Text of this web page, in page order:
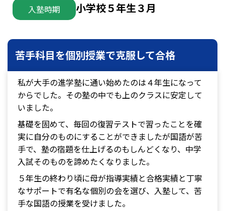
入塾時期 小学校５年生３月
苦手科目を個別授業で克服して合格
私が大手の進学塾に通い始めたのは４年生になって
からでした。その塾の中でも上のクラスに安定して
いました。
基礎を固めて、毎回の復習テストで習ったことを確
実に自分のものにすることができましたが国語が苦
手で、塾の宿題を仕上げるのもしんどくなり、中学
入試そのものを諦めたくなりました。
５年生の終わり頃に母が指導実績と合格実績と丁寧
なサポートで有名な個別の会を選び、入塾して、苦
手な国語の授業を受けました。